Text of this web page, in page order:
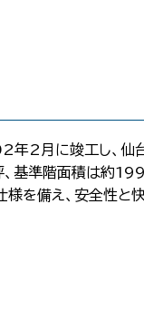
年2月に竣工し、仙
基準階面積は約
様を備え、安全性と